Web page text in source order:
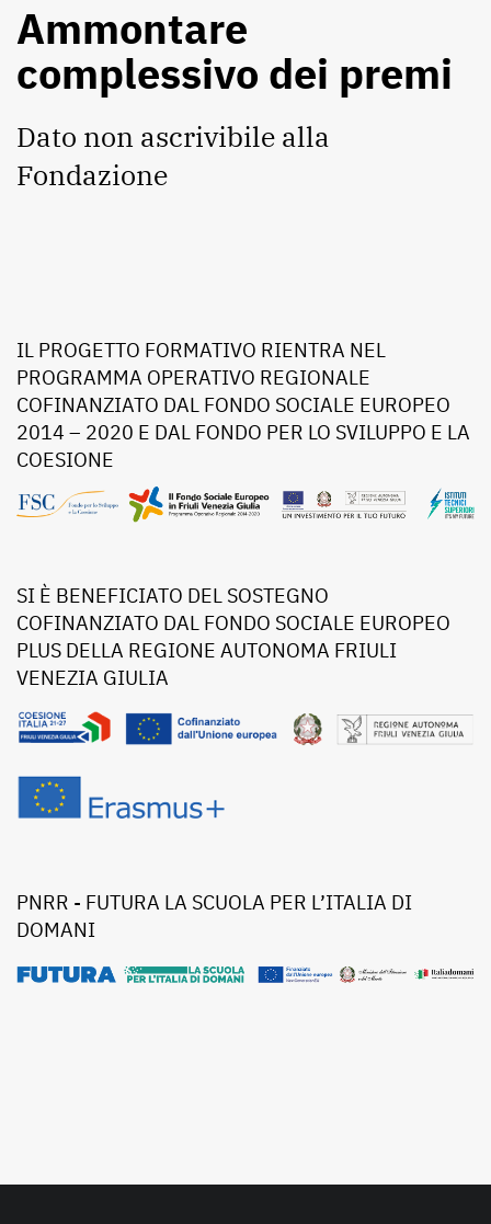
Ammontare
complessivo dei premi
Dato non ascrivibile alla
Fondazione
IL PROGETTO FORMATIVO RIENTRA NEL
PROGRAMMA OPERATIVO REGIONALE
COFINANZIATO DAL FONDO SOCIALE EUROPEO
2014 – 2020 E DAL FONDO PER LO SVILUPPO E LA
COESIONE
SI È BENEFICIATO DEL SOSTEGNO
COFINANZIATO DAL FONDO SOCIALE EUROPEO
PLUS DELLA REGIONE AUTONOMA FRIULI
VENEZIA GIULIA
PNRR - FUTURA LA SCUOLA PER L’ITALIA DI
DOMANI